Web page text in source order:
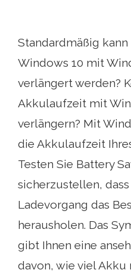
Standardmäßig
Windows 10 mit
verlängert werden?
Akkulaufzeit mit
verlängern? Mit
die Akkulaufzeit
Testen Sie Battery
sicherzustellen,
Ladevorgang das
herausholen. Das
gibt Ihnen eine
davon, wie viel Akku